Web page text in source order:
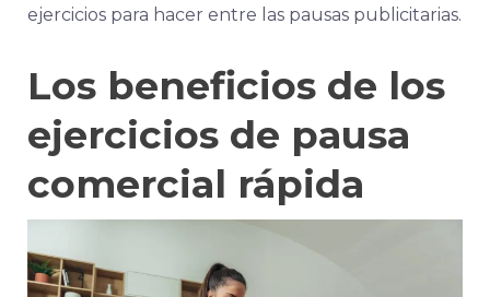
ejercicios para hacer entre las pausas publicitarias.
Los beneficios de los
ejercicios de pausa
comercial rápida